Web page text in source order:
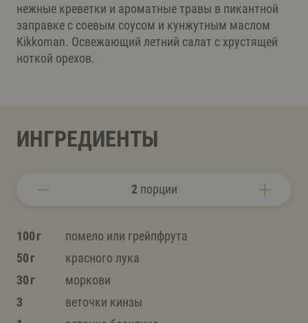
нежные креветки и ароматные травы в пикантной
заправке с соевым соусом и кунжутным маслом
Kikkoman. Освежающий летний салат с хрустящей
ноткой орехов.
ИНГРЕДИЕНТЫ
2порции
100 г
помело или грейпфрута
50 г
красного лука
30 г
моркови
3
веточки кинзы